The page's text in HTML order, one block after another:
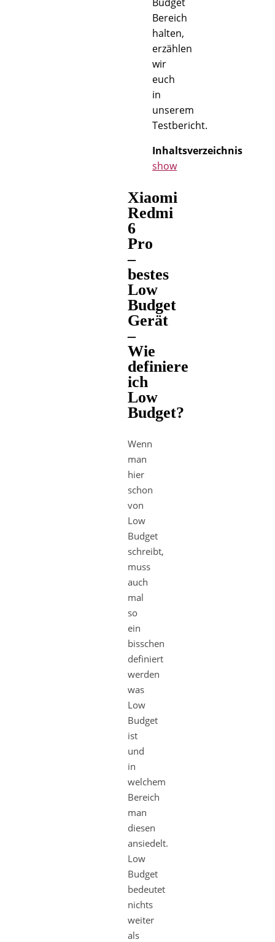
Bereich
halten,
erzählen
wir
euch
in
unserem
Testbericht.
Inhaltsverzeichnis
show
Xiaomi
Redmi
6
Pro
–
bestes
Low
Budget
Gerät
–
Wie
definiere
ich
Low
Budget?
Wenn
man
hier
schon
von
Low
Budget
schreibt,
muss
auch
mal
so
ein
bisschen
definiert
werden
was
Low
Budget
ist
und
in
welchem
Bereich
man
diesen
ansiedelt.
Low
Budget
bedeutet
nichts
weiter
als